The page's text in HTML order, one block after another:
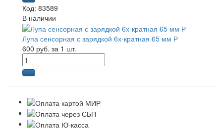
Код: 83589
В наличии
Лупа сенсорная с зарядкой 6х-кратная 65 мм Р
600 руб. за 1 шт.